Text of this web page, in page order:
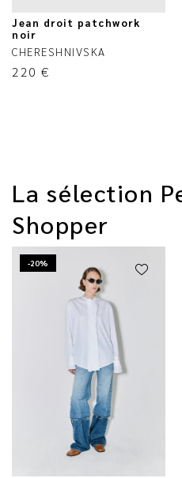
Jean droit patchwork
noir
CHERESHNIVSKA
220 €
La sélection
Shopper
-20%